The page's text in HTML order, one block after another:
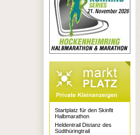
Startplatz für den Skinfit
Halbmarathon
Heldentrail Distanz des
Südthüringtrail